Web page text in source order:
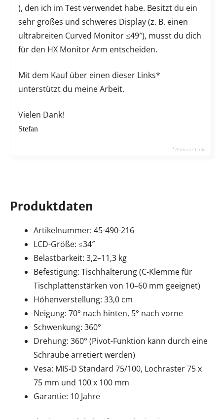
), den ich im Test verwendet habe. Besitzt du ein
sehr großes und schweres Display (z. B. einen
ultrabreiten Curved Monitor ≤49″), musst du dich
für den HX Monitor Arm entscheiden.
Mit dem Kauf über einen dieser Links*
unterstützt du meine Arbeit.
Vielen Dank!
Stefan
Produktdaten
Artikelnummer: 45-490-216
LCD-Größe: ≤34″
Belastbarkeit: 3,2–11,3 kg
Befestigung: Tischhalterung (C-Klemme für
Tischplattenstärken von 10–60 mm geeignet)
Höhenverstellung: 33,0 cm
Neigung: 70° nach hinten, 5° nach vorne
Schwenkung: 360°
Drehung: 360° (Pivot-Funktion kann durch eine
Schraube arretiert werden)
Vesa: MIS-D Standard 75/100, Lochraster 75 x
75 mm und 100 x 100 mm
Garantie: 10 Jahre